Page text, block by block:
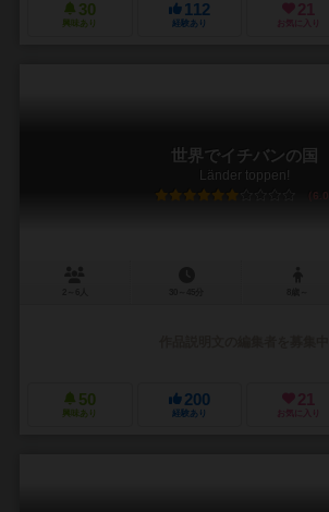
30
興味あり
112
経験あり
21
お気に入り
世界でイチバンの国
Länder toppen!
6.0
50
興味あり
200
経験あり
21
お気に入り